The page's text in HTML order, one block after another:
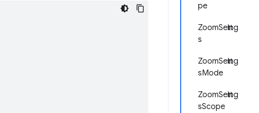
pe
ZoomSetting
s
ZoomSetting
sMode
ZoomSetting
sScope